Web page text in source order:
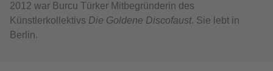
2012 war Burcu Türker Mitbegründerin des
Künstlerkollektivs Die Goldene Discofaust. Sie lebt in
Berlin.